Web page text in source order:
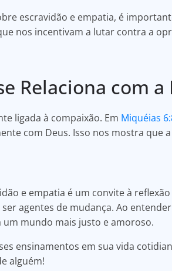
escravidão e empatia, é
nos incentivam a lutar contra a
Relaciona com
ligada à compaixão. Em Miquéias
com Deus. Isso nos mostra que
e empatia é um convite à
agentes de mudança. Ao
mundo mais justo e amoroso.
ensinamentos em sua vida
alguém!